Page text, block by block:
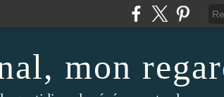
mon